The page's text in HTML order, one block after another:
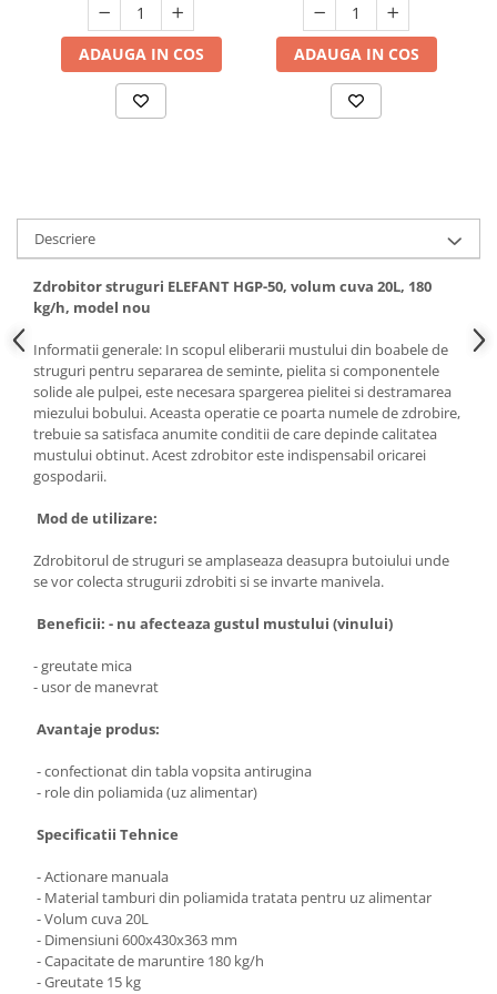
Hote bucatarie
Consumabile
Hote cupolare
Hote telescopice
Hote traditionale
Masini de Spalat Rufe & Uscatoare
Accesorii masini de spalat &
uscatoare
Masini automate de spalat rufe
Masini de spalat rufe cu uscator
Masini de spalat rufe verticale
Uscatoare de rufe
Masini de spalat vase
Masini de spalat vase incorporabile
independente
Pachete Incorporabile
Pirostrii & Arzatoare
Pompe de stropit
Radiatoare
Semanatoare,Plantatoare
Sere
Sobe pe gaz & electrice
Suflante & Aspiratoare
Aspiratoare
Suflante Frunze
ADAUGA IN COS ADAUGA IN COS
Descriere
Zdrobitor struguri ELEFANT HGP-50, volum cuva 20L, 180
kg/h, model nou
Informatii generale: In scopul eliberarii mustului din boabele de
struguri pentru separarea de seminte, pielita si componentele
solide ale pulpei, este necesara spargerea pielitei si destramarea
miezului bobului. Aceasta operatie ce poarta numele de zdrobire,
trebuie sa satisfaca anumite conditii de care depinde calitatea
mustului obtinut. Acest zdrobitor este indispensabil oricarei
gospodarii.
Mod de utilizare:
Zdrobitorul de struguri se amplaseaza deasupra butoiului unde
se vor colecta strugurii zdrobiti si se invarte manivela.
Beneficii: - nu afecteaza gustul mustului (vinului)
- greutate mica
- usor de manevrat
Avantaje produs:
- confectionat din tabla vopsita antirugina
- role din poliamida (uz alimentar)
Specificatii Tehnice
- Actionare manuala
- Material tamburi din poliamida tratata pentru uz alimentar
- Volum cuva 20L
- Dimensiuni 600x430x363 mm
- Capacitate de maruntire 180 kg/h
- Greutate 15 kg